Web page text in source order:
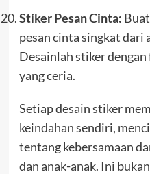
Stiker Pesan Cinta:
pesan cinta singkat dari
Desainlah stiker
yang ceria.
Setiap desain stiker
keindahan sendiri,
tentang kebersamaan
dan anak-anak. Ini